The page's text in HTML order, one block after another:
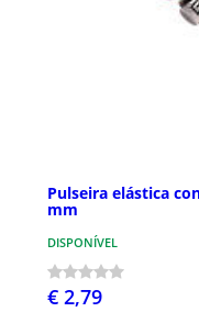
Pulseira elástica
mm
DISPONÍVEL
€ 2,79